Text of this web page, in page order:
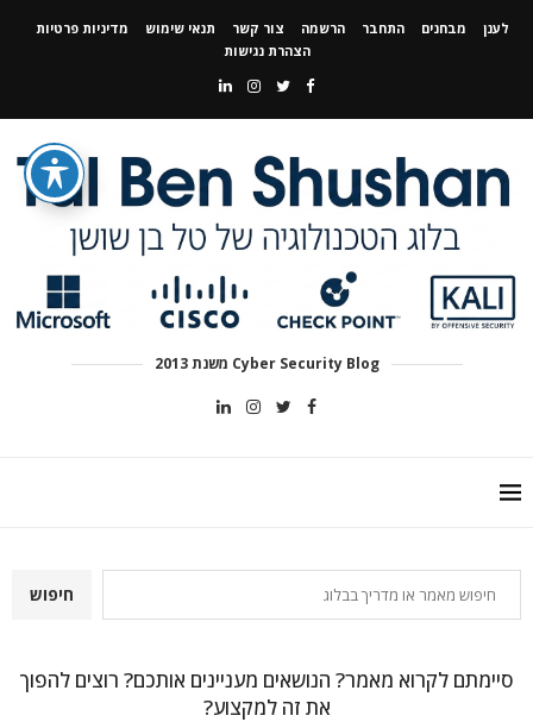
לענן מבחנים התחבר הרשמה צור קשר תנאי שימוש
מדיניות פרטיות
הצהרת נגישות
Cyber Security Blog משנת 2013
חיפוש
סיימתם לקרוא מאמר? הנושאים מעניינים אותכם? רוצים להפוך
את זה למקצוע?